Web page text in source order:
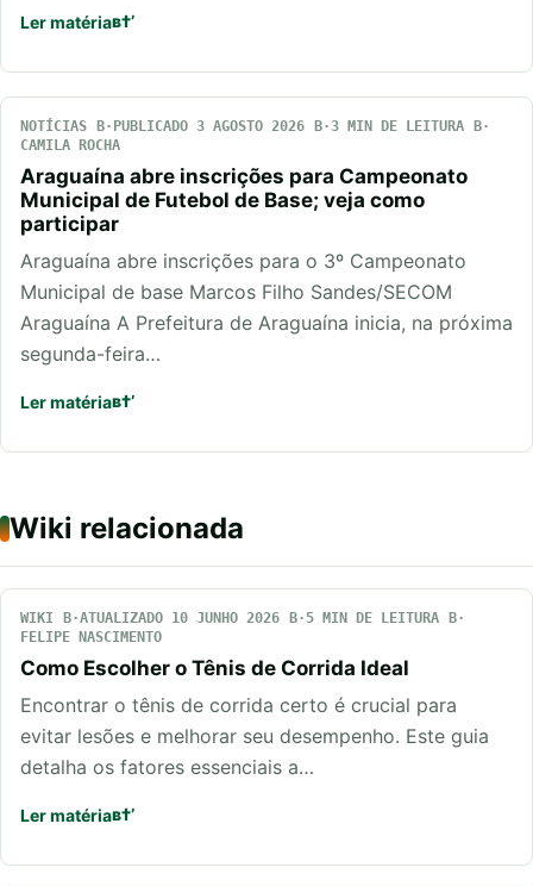
Ler matéria
NOTÍCIAS PUBLICADO 3 AGOSTO 2026
3 MIN DE LEITURA
CAMILA ROCHA
Araguaína abre inscrições para Campeonato
Municipal de Futebol de Base; veja como
participar
Araguaína abre inscrições para o 3º Campeonato
Municipal de base Marcos Filho Sandes/SECOM
Araguaína A Prefeitura de Araguaína inicia, na próxima
segunda-feira…
Ler matéria
Wiki relacionada
WIKI ATUALIZADO 10 JUNHO 2026
5 MIN DE LEITURA
FELIPE NASCIMENTO
Como Escolher o Tênis de Corrida Ideal
Encontrar o tênis de corrida certo é crucial para
evitar lesões e melhorar seu desempenho. Este guia
detalha os fatores essenciais a…
Ler matéria